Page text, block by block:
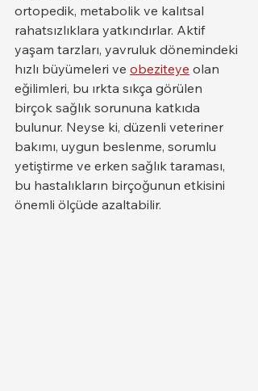
ortopedik, metabolik ve kalıtsal
rahatsızlıklara yatkındırlar. Aktif
yaşam tarzları, yavruluk dönemindeki
hızlı büyümeleri ve obeziteye olan
eğilimleri, bu ırkta sıkça görülen
birçok sağlık sorununa katkıda
bulunur. Neyse ki, düzenli veteriner
bakımı, uygun beslenme, sorumlu
yetiştirme ve erken sağlık taraması,
bu hastalıkların birçoğunun etkisini
önemli ölçüde azaltabilir.